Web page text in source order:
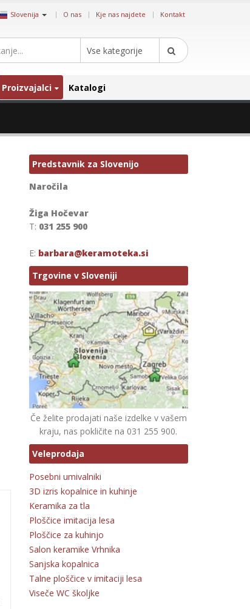
Slovenija | O nas Kje nas najdete Kontakt
Vse kategorije
Proizvajalci Katalogi
Predstavnik za Slovenijo
Naročila
Žiga Hočevar
T: 031 255 900
E: barbara@keramoteka.si
Trgovine v Sloveniji
Če želite prodajati naše izdelke v vašem
kraju, nas pokličite na 031 255 900.
Veleprodaja
Posebni umivalniki
3D izris kopalnice in kuhinje
Keramika za tla
Ploščice imitacija lesa
Ploščice za kuhinjo
Salon keramike Vrhnika
Sanjska kopalnica
Talne ploščice v imitaciji lesa
Viseče WC školjke